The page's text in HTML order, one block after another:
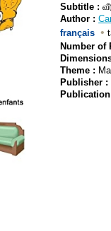
Subtitle :
Author :
français •
Number of
Theme :
Publisher :
Publication